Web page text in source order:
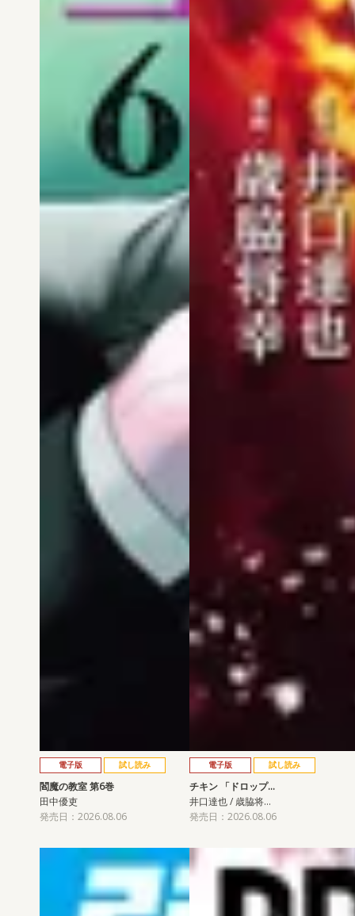
電子版 試し読み
閻魔の教室 第6巻
田中優吏
発売日：2026.08.06
電子版 試し読み
チキン 「ドロップ…
井口達也 / 歳脇将…
発売日：2026.08.06